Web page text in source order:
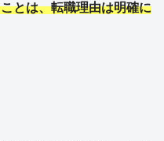
とは、転職理由は明確に